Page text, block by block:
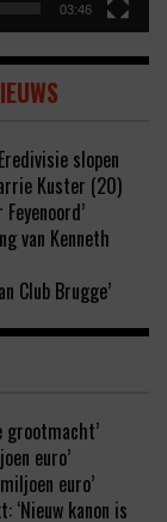
03:46
slopen
Kuster (20)
van Kenneth
Club Brugge’
grootmacht’
euro’
euro’
kanon is